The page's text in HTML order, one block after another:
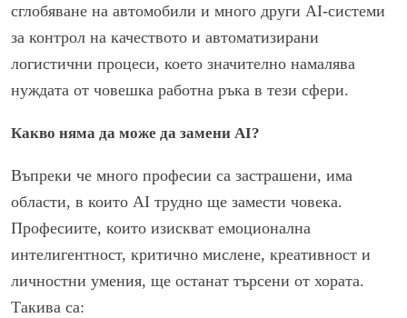
сглобяване на автомобили и много други AI-системи
за контрол на качеството и автоматизирани
логистични процеси, което значително намалява
нуждата от човешка работна ръка в тези сфери.
Какво няма да може да замени AI?
Въпреки че много професии са застрашени, има
области, в които AI трудно ще замести човека.
Професиите, които изискват емоционална
интелигентност, критично мислене, креативност и
личностни умения, ще останат търсени от хората.
Такива са: